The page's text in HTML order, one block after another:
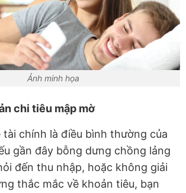
Ảnh minh họa
chi tiêu mập mờ
tài chính là điều bình thường của
gần đây bỗng dưng chồng lảng
đến thu nhập, hoặc không giải
thắc mắc về khoản tiêu, bạn